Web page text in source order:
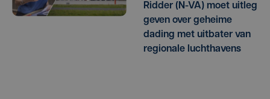
Ridder (N-VA) moet uitleg
geven over geheime
dading met uitbater van
regionale luchthavens